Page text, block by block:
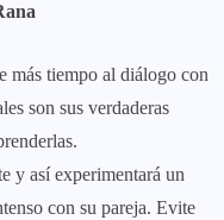
más tiempo al diálogo con
son sus verdaderas
y así experimentará un
con su pareja. Evite